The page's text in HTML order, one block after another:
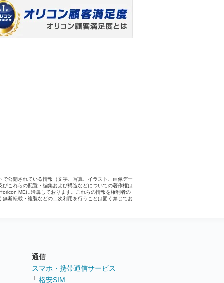
で公開されている情報（文字、写真、イラスト、画像デー
びこれらの配置・編集および構造などについての著作権は
oricon MEに帰属しております。これらの情報を権利者の
無断転載・複製などの二次利用を行うことは固く禁じてお
通信
スマホ・携帯通信サービス
└ 格安SIM